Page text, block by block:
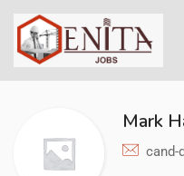
Mark
cand-